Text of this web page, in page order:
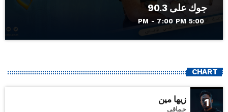
جوك على 90.3
5:00 PM - 7:00 PM
CHART
1 زيها مين
حماقي